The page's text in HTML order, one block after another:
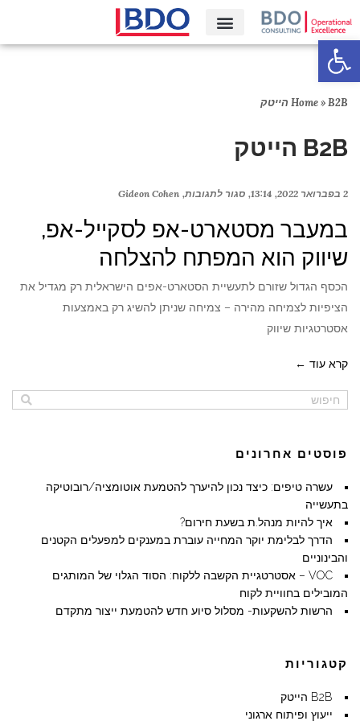
פתח סרגל נגישות
Home»B2B הייטק
B2B הייטק
2 בפברואר 2022 13:14 סגור לתגובות Gideon Cohen
במעבר מסטארט-אפ לסקייל-אפ,
שיווק הוא המפתח להצלחה
הכסף הגדול שזורם לתעשיית הסטארט-אפים הישראלית רק מגדיל את
הציפיות לצמיחה מהירה – צמיחה שניתן להשיג רק באמצעות
אסטרטגיות שיווק
קרא עוד ←
פוסטים אחרונים
עשרה טיפים: כיצד נכון להיערך להטמעת אוטומציה/רובוטיקה
בתעשייה
איך להיות מנהל.ת בשעת חירום?
הדרך לבלימת יוקר המחייה עוברת במענקים למפעלים הקטנים
והבינוניים
VOC – אסטרטגיית הקשבה ללקוח: הסוד הגלוי של המותגים
המובילים בחוויית לקוח
הרשות להשקעות- מסלול סיוע חדש להטמעת ייצור מתקדם
קטגוריות
B2B הייטק
ייעוץ ופיתוח ארגוני